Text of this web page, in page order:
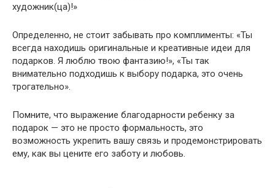
художник(ца)!»
Определенно, не стоит забывать про комплименты: «Ты
всегда находишь оригинальные и креативные идеи для
подарков. Я люблю твою фантазию!», «Ты так
внимательно подходишь к выбору подарка, это очень
трогательно».
Помните, что выражение благодарности ребенку за
подарок — это не просто формальность, это
возможность укрепить вашу связь и продемонстрировать
ему, как вы цените его заботу и любовь.